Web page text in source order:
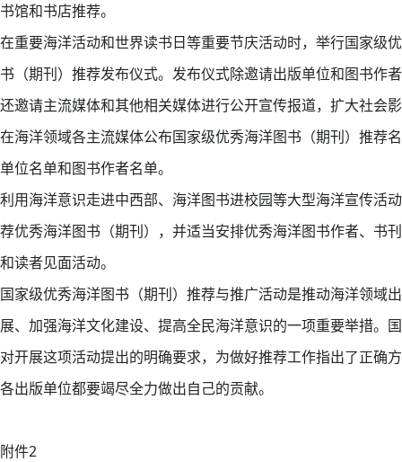
书馆和书店推荐。
在重要海洋活动和世界读书日等重要节庆活动时，举行国家级
书（期刊）推荐发布仪式。发布仪式除邀请出版单位和图书作
还邀请主流媒体和其他相关媒体进行公开宣传报道，扩大社会
在海洋领域各主流媒体公布国家级优秀海洋图书（期刊）推荐
单位名单和图书作者名单。
利用海洋意识走进中西部、海洋图书进校园等大型海洋宣传活
荐优秀海洋图书（期刊），并适当安排优秀海洋图书作者、书
和读者见面活动。
国家级优秀海洋图书（期刊）推荐与推广活动是推动海洋领域
展、加强海洋文化建设、提高全民海洋意识的一项重要举措。
对开展这项活动提出的明确要求，为做好推荐工作指出了正确
各出版单位都要竭尽全力做出自己的贡献。
附件2